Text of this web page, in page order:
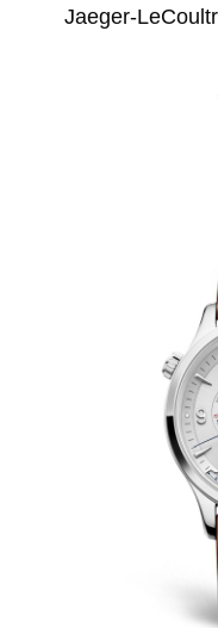
Jaeger-